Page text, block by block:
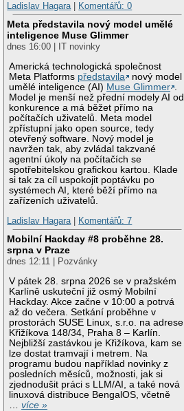
Ladislav Hagara| Komentářů: 0
Meta představila nový model umělé
inteligence Muse Glimmer
dnes 16:00 | IT novinky
Americká technologická společnost
Meta Platforms představila
nový model
umělé inteligence (AI) Muse Glimmer
Model je menší než přední modely AI od
konkurence a má běžet přímo na
počítačích uživatelů. Meta model
zpřístupní jako open source, tedy
otevřený software. Nový model je
navržen tak, aby zvládal takzvané
agentní úkoly na počítačích se
spotřebitelskou grafickou kartou. Klade
si tak za cíl uspokojit poptávku po
systémech AI, které běží přímo na
zařízeních uživatelů.
Ladislav Hagara| Komentářů: 7
Mobilní Hackday #8 proběhne 28.
srpna v Praze
dnes 12:11 | Pozvánky
V pátek 28. srpna 2026 se v pražském
Karlíně uskuteční již osmý Mobilní
Hackday. Akce začne v 10:00 a potrvá
až do večera. Setkání proběhne v
prostorách SUSE Linux, s.r.o. na adrese
Křižíkova 148/34, Praha 8 – Karlín.
Nejbližší zastávkou je Křižíkova, kam se
lze dostat tramvají i metrem. Na
programu budou například novinky z
posledních měsíců, možnosti, jak si
zjednodušit práci s LLM/AI, a také nová
linuxová distribuce BengalOS, včetně
…více »